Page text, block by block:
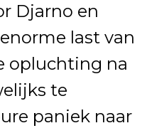
Djarno en
last van
opluchting na
te
paniek naar